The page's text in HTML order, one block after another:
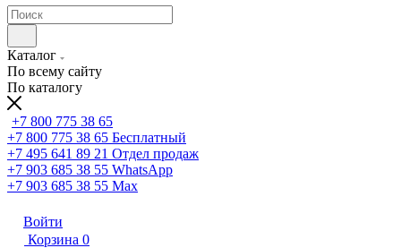
Каталог
По всему сайту
По каталогу
+7 800 775 38 65
+7 800 775 38 65 Бесплатный
+7 495 641 89 21 Отдел продаж
+7 903 685 38 55 WhatsApp
+7 903 685 38 55 Max
Войти
Корзина 0